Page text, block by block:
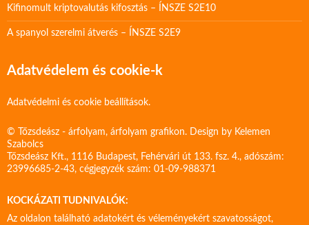
Kifinomult kriptovalutás kifosztás – ÍNSZE S2E10
A spanyol szerelmi átverés – ÍNSZE S2E9
Adatvédelem és cookie-k
Adatvédelmi és cookie beállítások.
© Tőzsdeász - árfolyam, árfolyam grafikon. Design by Kelemen
Szabolcs
Tőzsdeász Kft., 1116 Budapest, Fehérvári út 133. fsz. 4., adószám:
23996685-2-43, cégjegyzék szám: 01-09-988371
KOCKÁZATI TUDNIVALÓK:
Az oldalon található adatokért és véleményekért szavatosságot,